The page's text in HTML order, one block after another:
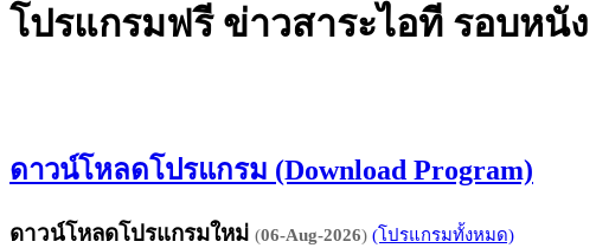
โปรแกรมฟรี ข่าวสาระไอที รอบหนั
ดาวน์โหลดโปรแกรม (Download Program)
ดาวน์โหลดโปรแกรมใหม่ (06-Aug-2026) (โปรแกรมทั้งหมด)